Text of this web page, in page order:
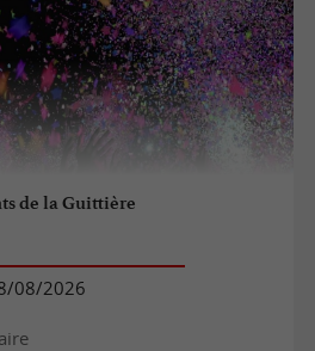
de la Guittière
08/2026